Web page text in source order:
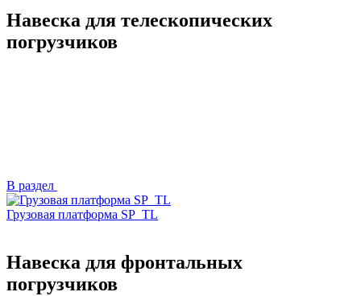
Навеска для телескопических
погрузчиков
В раздел
Грузовая платформа SP_TL
Навеска для фронтальных
погрузчиков